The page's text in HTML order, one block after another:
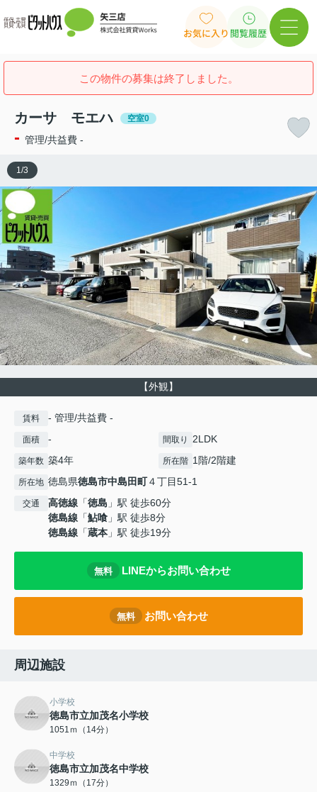
お気に入り 閲覧履歴
この物件の募集は終了しました。
カーサ モエハ 空室0
- 管理/共益費 -
【外観】
1/3
賃料 - 管理/共益費 -
面積 - 間取り 2LDK
築年数 築4年 所在階 1階/2階建
所在地 徳島県徳島市中島田町４丁目51-1
交通 高徳線 「徳島 」駅 徒歩60分
徳島線 「鮎喰 」駅 徒歩8分
徳島線 「蔵本 」駅 徒歩19分
無料 LINEからお問い合わせ
無料 お問い合わせ
周辺施設
小学校
徳島市立加茂名小学校
1051ｍ（14分）
中学校
徳島市立加茂名中学校
1329ｍ（17分）